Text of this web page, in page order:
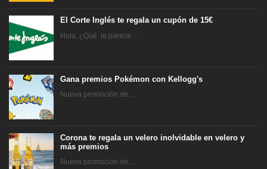
El Corte Inglés te regala un cupón de 15€
Hola, ¿Qué te parece ...
Gana premios Pokémon con Kellogg's
Nueva promoción de ...
Corona te regala un velero inolvidable en velero y
más premios
Nueva promoción de ...